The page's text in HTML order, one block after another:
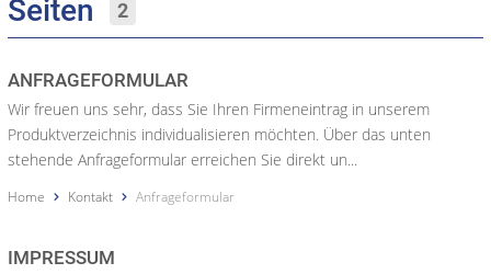
Seiten 2
ANFRAGEFORMULAR
Wir freuen uns sehr, dass Sie Ihren Firmeneintrag in unserem
Produktverzeichnis individualisieren möchten. Über das unten
stehende Anfrageformular erreichen Sie direkt un...
Home Kontakt Anfrageformular
IMPRESSUM